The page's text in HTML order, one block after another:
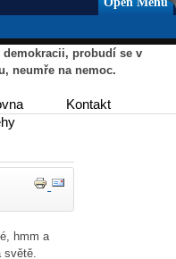
probudí se v
na nemoc.
Kontakt
hmm a
světě.